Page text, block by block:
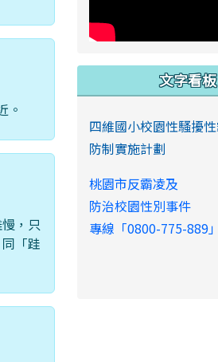
。
，只
「跬
文字看板
四維國小校園性騷擾
防制實施計劃
桃園市反霸凌及
防治校園性別事件
專線「0800-775-889」